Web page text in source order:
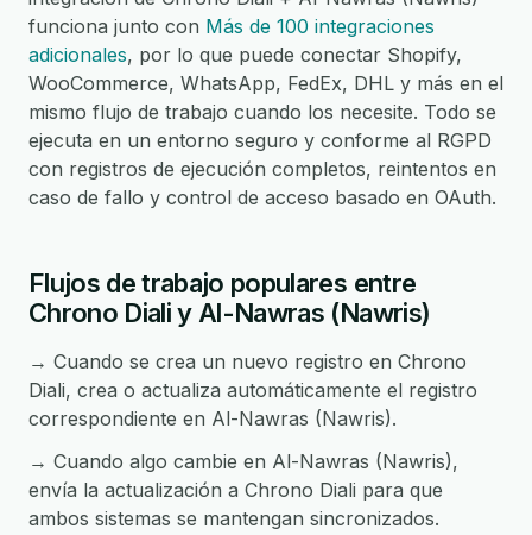
funciona junto con Más de 100 integraciones
adicionales, por lo que puede conectar Shopify,
WooCommerce, WhatsApp, FedEx, DHL y más en el
mismo flujo de trabajo cuando los necesite. Todo se
ejecuta en un entorno seguro y conforme al RGPD
con registros de ejecución completos, reintentos en
caso de fallo y control de acceso basado en OAuth.
Flujos de trabajo populares entre
Chrono Diali y Al-Nawras (Nawris)
→ Cuando se crea un nuevo registro en Chrono
Diali, crea o actualiza automáticamente el registro
correspondiente en Al-Nawras (Nawris).
→ Cuando algo cambie en Al-Nawras (Nawris),
envía la actualización a Chrono Diali para que
ambos sistemas se mantengan sincronizados.